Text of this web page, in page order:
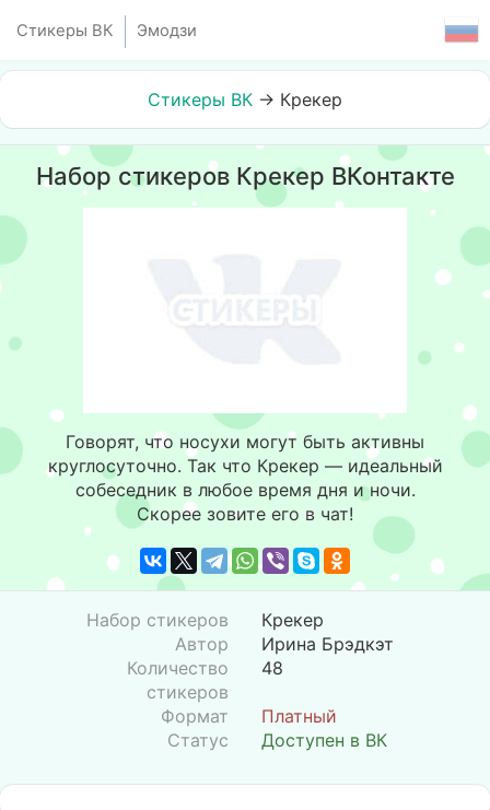
Стикеры ВК Эмодзи
Стикеры ВК → Крекер
Набор стикеров Крекер ВКонтакте
Говорят, что носухи могут быть активны
круглосуточно. Так что Крекер — идеальный
собеседник в любое время дня и ночи.
Скорее зовите его в чат!
Набор стикеров
Крекер
Автор
Ирина Брэдкэт
Количество
стикеров
48
Формат
Платный
Статус
Доступен в ВК